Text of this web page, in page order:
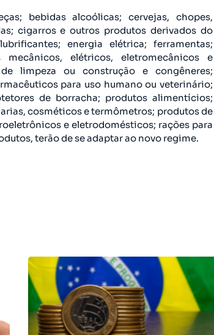
bebidas alcoólicas; cervejas, chopes,
cigarros e outros produtos derivados do
energia elétrica; ferramentas;
mecânicos, elétricos, eletromecânicos e
limpeza ou construção e congêneres;
para uso humano ou veterinário;
de borracha; produtos alimentícios;
cosméticos e termômetros; produtos de
e eletrodomésticos; rações para
terão de se adaptar ao novo regime.